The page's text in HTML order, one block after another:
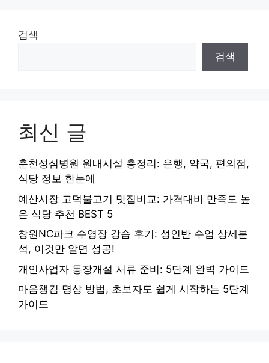
검색
검색
최신 글
춘천성심병원 원내시설 총정리: 은행, 약국, 편의점,
식당 정보 한눈에
예산시장 고덕불고기 맛집비교: 가격대비 만족도 높
은 식당 추천 BEST 5
창원NC파크 수영장 강습 후기: 성인반 수업 상세분
석, 이것만 알면 성공!
개인사업자 통장개설 서류 준비: 5단계 완벽 가이드
마음챙김 명상 방법, 초보자도 쉽게 시작하는 5단계
가이드